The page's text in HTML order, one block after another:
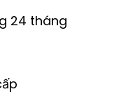
24 tháng